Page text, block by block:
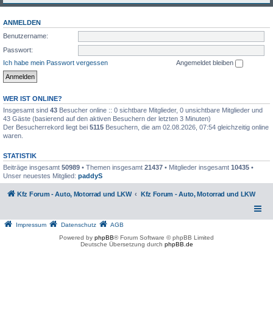
ANMELDEN
Benutzername:
Passwort:
Ich habe mein Passwort vergessen
Angemeldet bleiben
WER IST ONLINE?
Insgesamt sind 43 Besucher online :: 0 sichtbare Mitglieder, 0 unsichtbare Mitglieder und
43 Gäste (basierend auf den aktiven Besuchern der letzten 3 Minuten)
Der Besucherrekord liegt bei 5115 Besuchern, die am 02.08.2026, 07:54 gleichzeitig online
waren.
STATISTIK
Beiträge insgesamt 50989 • Themen insgesamt 21437 • Mitglieder insgesamt 10435 •
Unser neuestes Mitglied: paddyS
Kfz Forum - Auto, Motorrad und LKW Kfz Forum - Auto, Motorrad und LKW
Impressum Datenschutz
AGB
Powered by phpBB® Forum Software © phpBB Limited
Deutsche Übersetzung durch phpBB.de